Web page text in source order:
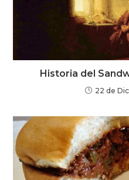
Historia del
22 de